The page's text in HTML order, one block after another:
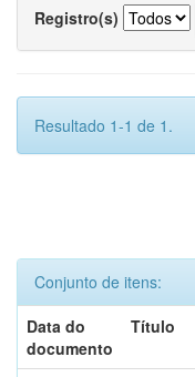
Registro(s)
Resultado 1-1 de 1.
Conjunto de itens:
Data do
documento
Título